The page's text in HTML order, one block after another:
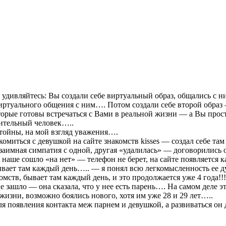
Вы создали себе виртуальный образ, общались с
виртуального общения с ним…. Потом создали себе
готовы встречаться с Вами в реальной жизни — а Вы
человек…..
на мой взгляд уважения….
с девушкой на сайте знакомств kisses — создал себе
симпатия с одной, другая «удалилась» — договорились
сошло «на нет» — телефон не берет, на сайте
там каждый день….. — я понял всю легкомысленность ее
бывает там каждый день, и это продолжается уже 4
— она сказала, что у нее есть парень…. На самом
возможно боялись нового, хотя им уже 28 и 29 лет…..
появления контакта меж парнем и девушкой, а развиваться